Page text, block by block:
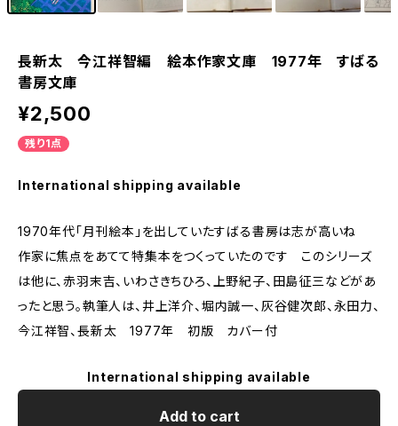
長新太 今江祥智編 絵本作家文庫 1977年 すばる
書房文庫
¥2,500
残り1点
International shipping available
1970年代「月刊絵本」を出していたすばる書房は志が高いね
作家に焦点をあてて特集本をつくっていたのです このシリーズ
は他に、赤羽末吉、いわさきちひろ、上野紀子、田島征三などがあ
ったと思う。執筆人は、井上洋介、堀内誠一、灰谷健次郎、永田力、
今江祥智、長新太 1977年 初版 カバー付
International shipping available
Add to cart